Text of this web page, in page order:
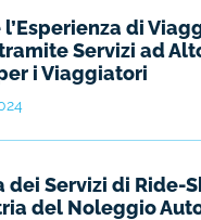
di
Servizi ad
i Viaggiatori
dei Servizi di Ride-
del Noleggio